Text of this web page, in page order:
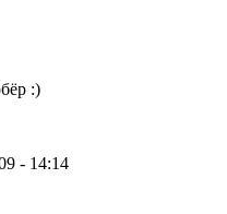
:)
- 14:14